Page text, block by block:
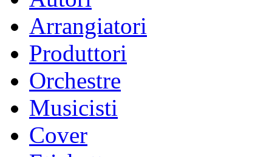
Arrangiatori
Produttori
Orchestre
Musicisti
Cover